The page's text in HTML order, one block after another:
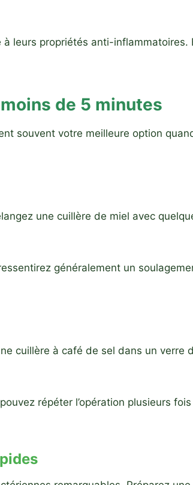
leurs propriétés anti-
de 5 minutes
souvent votre meilleure option
une cuillère de miel avec
généralement un
cuillère à café de sel dans un verre
répéter l’opération plusieurs